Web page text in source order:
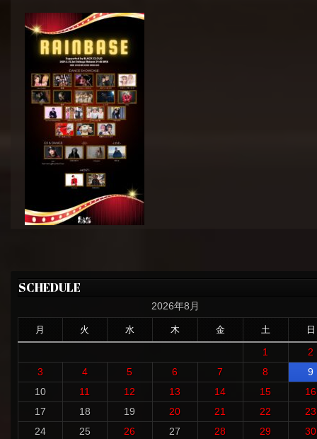
SCHEDULE
2026年8月
月 火 水 木 金 土 日
1
2
3
4 5 6 7 8
9
10
11 12 13 14 15
16
17
18 19 20 21 22
23
24
25 26 27 28 29
30